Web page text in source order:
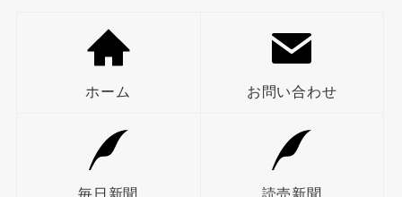
ホーム お問い合わせ
毎日新聞 読売新聞